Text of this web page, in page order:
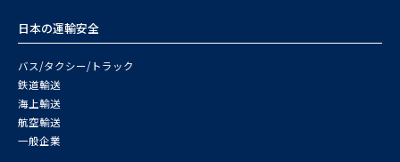
日本の運輸安全
バス/タクシー/トラック
鉄道輸送
海上輸送
航空輸送
一般企業